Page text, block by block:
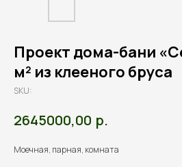
Проект дома-бани
м² из клееного бруса
SKU:
2645000,00 р.
Моечная, парная, комната